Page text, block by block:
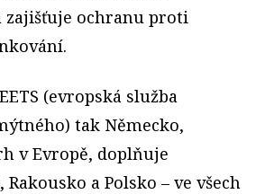
zajišťuje ochranu proti
(evropská služba
tak Německo,
v Evropě, doplňuje
a Polsko – ve všech